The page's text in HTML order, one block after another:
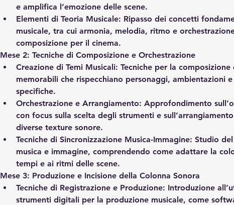
e amplifica l’emozione delle scene.
Elementi di Teoria Musicale: Ripasso dei concetti
musicale, tra cui armonia, melodia, ritmo e
composizione per il cinema.
Mese 2: Tecniche di Composizione e Orchestrazione
Creazione di Temi Musicali: Tecniche per la
memorabili che rispecchiano personaggi, ambientazioni
specifiche.
Orchestrazione e Arrangiamento: Approfondimento
con focus sulla scelta degli strumenti e
diverse texture sonore.
Tecniche di Sincronizzazione Musica-Immagine: Studio
musica e immagine, comprendendo come adattare la
tempi e ai ritmi delle scene.
Mese 3: Produzione e Incisione della Colonna Sonora
Tecniche di Registrazione e Produzione: Introduzione
strumenti digitali per la produzione musicale, come